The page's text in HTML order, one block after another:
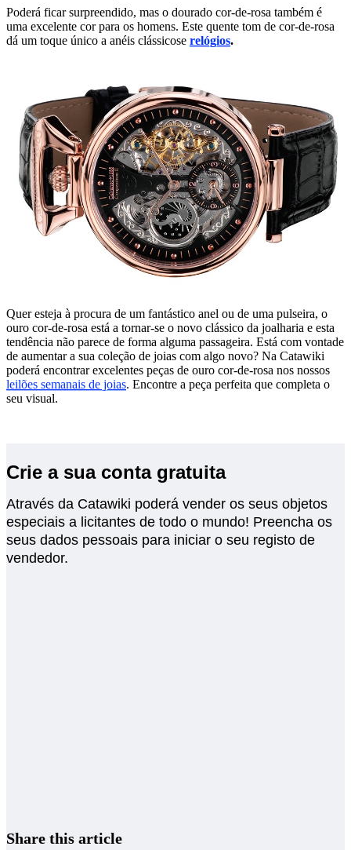
Poderá ficar surpreendido, mas o dourado cor-de-rosa também é
uma excelente cor para os homens. Este quente tom de cor-de-rosa
dá um toque único a anéis clássicose relógios.
Quer esteja à procura de um fantástico anel ou de uma pulseira, o
ouro cor-de-rosa está a tornar-se o novo clássico da joalharia e esta
tendência não parece de forma alguma passageira. Está com vontade
de aumentar a sua coleção de joias com algo novo? Na Catawiki
poderá encontrar excelentes peças de ouro cor-de-rosa nos nossos
leilões semanais de joias. Encontre a peça perfeita que completa o
seu visual.
Crie a sua conta gratuita
Através da Catawiki poderá vender os seus objetos
especiais a licitantes de todo o mundo! Preencha os
seus dados pessoais para iniciar o seu registo de
vendedor.
Share this article